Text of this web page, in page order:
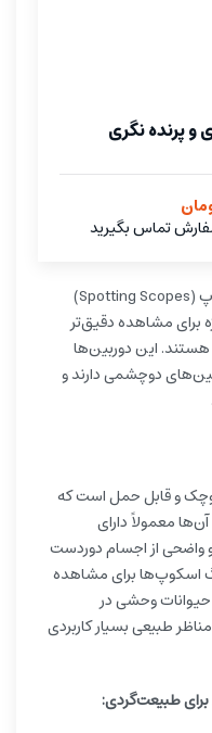
پرنده نگری
تماس بگیرید
دوربین‌های دیده‌بانی یا اسپاتینگ اسکوپ (Spotting Scopes)
برای مشاهده دقیق‌تر
این دوربین‌ها
دوچشمی دارند و
و قابل حمل است که
معمولاً دارای
و واضحی از اجسام دوردست
اسکوپ‌ها برای مشاهده
وحشی در
طبیعی بسیار کاربردی
طبیعت‌گردی: